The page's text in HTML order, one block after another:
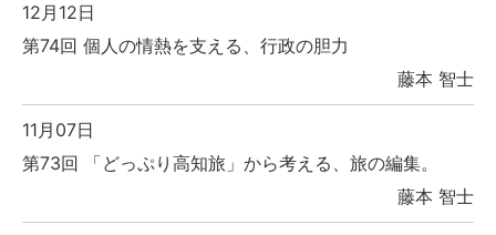
12月12日
第74回 個人の情熱を支える、行政の胆力
藤本 智士
11月07日
第73回 「どっぷり高知旅」から考える、旅の編集。
藤本 智士